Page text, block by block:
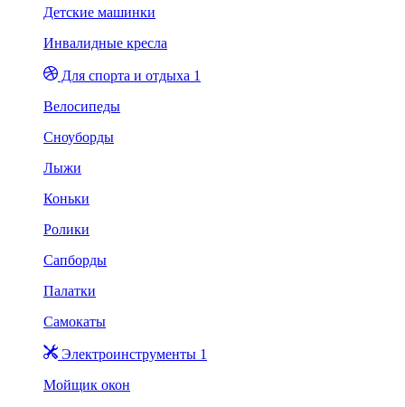
Детские машинки
Инвалидные кресла
Для спорта и отдыха 1
Велосипеды
Сноуборды
Лыжи
Коньки
Ролики
Сапборды
Палатки
Самокаты
Электроинструменты 1
Мойщик окон